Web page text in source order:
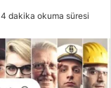
4 dakika okuma süresi